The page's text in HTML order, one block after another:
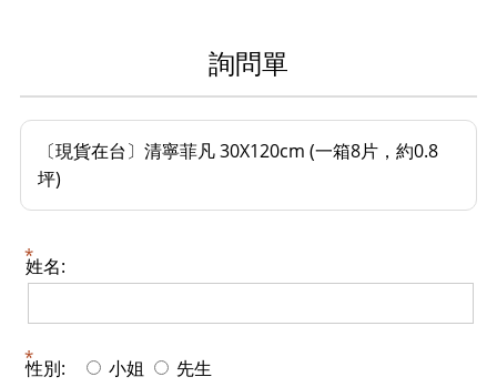
詢問單
〔現貨在台〕清寧菲凡 30X120cm (一箱8片，約0.8
坪)
姓名:
性別: 小姐 先生